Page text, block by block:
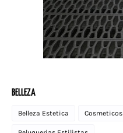
BELLEZA
Belleza Estetica Cosmeticos